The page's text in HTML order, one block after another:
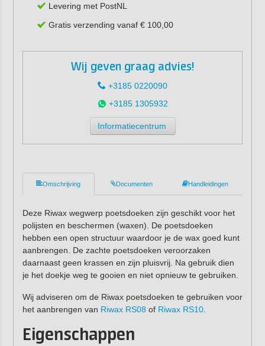
Levering met PostNL
Gratis verzending vanaf € 100,00
Wij geven graag advies!
+3185 0220090
+3185 1305932
Informatiecentrum
Omschrijving Documenten Handleidingen
Deze Riwax wegwerp poetsdoeken zijn geschikt voor het
polijsten en beschermen (waxen). De poetsdoeken
hebben een open structuur waardoor je de wax goed kunt
aanbrengen. De zachte poetsdoeken veroorzaken
daarnaast geen krassen en zijn pluisvrij. Na gebruik dien
je het doekje weg te gooien en niet opnieuw te gebruiken.
Wij adviseren om de Riwax poetsdoeken te gebruiken voor
het aanbrengen van Riwax RS08 of Riwax RS10.
Eigenschappen